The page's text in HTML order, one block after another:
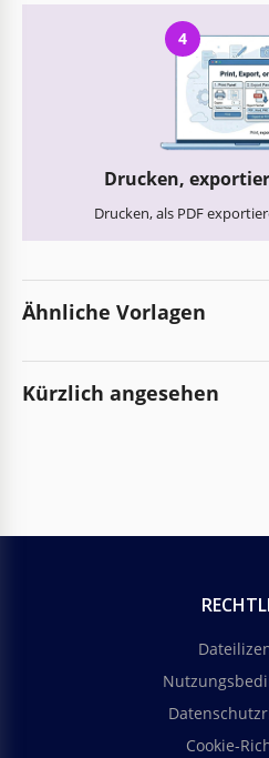
4
Drucken,
Drucken, als PDF
Ähnliche Vorlagen
Kürzlich angesehen
Cookie-